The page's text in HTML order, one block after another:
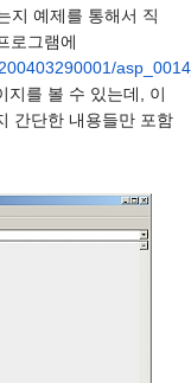
지 예제를 통해서 직
로그램에
지를 볼 수 있는데, 이
간단한 내용들만 포함